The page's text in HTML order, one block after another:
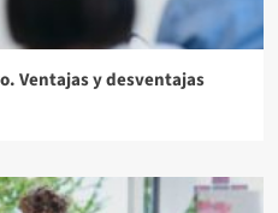
Ventajas y desventajas